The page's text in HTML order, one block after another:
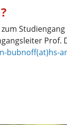
Prof.
bubnoff(at)hs-